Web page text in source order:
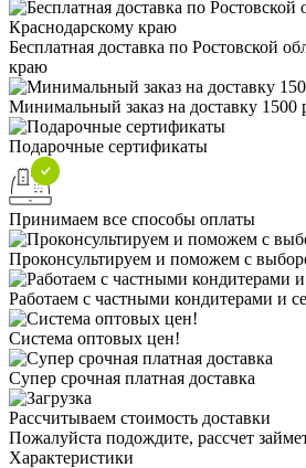
Бесплатная доставка по Ростовской
краю
Минимальный заказ на доставку 1500
Подарочные сертификаты
Принимаем все способы оплаты
Проконсультируем и поможем с
Работаем с частными кондитерами и
Система оптовых цен!
Супер срочная платная доставка
Рассчитываем стоимость доставки
Пожалуйста подождите, рассчет
Характеристики